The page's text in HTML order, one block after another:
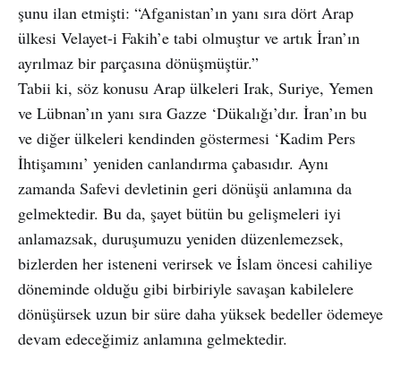
şunu ilan etmişti: “Afganistan’ın yanı sıra dört Arap
ülkesi Velayet-i Fakih’e tabi olmuştur ve artık İran’ın
ayrılmaz bir parçasına dönüşmüştür.”
Tabii ki, söz konusu Arap ülkeleri Irak, Suriye, Yemen
ve Lübnan’ın yanı sıra Gazze ‘Dükalığı’dır. İran’ın bu
ve diğer ülkeleri kendinden göstermesi ‘Kadim Pers
İhtişamını’ yeniden canlandırma çabasıdır. Aynı
zamanda Safevi devletinin geri dönüşü anlamına da
gelmektedir. Bu da, şayet bütün bu gelişmeleri iyi
anlamazsak, duruşumuzu yeniden düzenlemezsek,
bizlerden her isteneni verirsek ve İslam öncesi cahiliye
döneminde olduğu gibi birbiriyle savaşan kabilelere
dönüşürsek uzun bir süre daha yüksek bedeller ödemeye
devam edeceğimiz anlamına gelmektedir.